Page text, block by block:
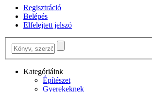
Regisztráció
Belépés
Elfelejtett jelszó
Kategóriáink
Építészet
Gyerekeknek